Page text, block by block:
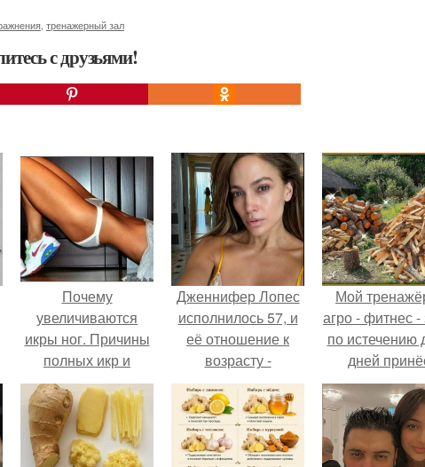
тренажерный зал
с друзьями!
Почему
увеличиваются
икры ног. Причины
полных икр и
варианты, как
сделать икры ног
тоньше.
Дженнифер Лопес
исполнилось 57, и
её отношение к
возрасту -
настоящий
манифест
уверенности: "не
говорите, что я
Мой
агро - фитнес -
по истечению
дней
ощутимый
результат.